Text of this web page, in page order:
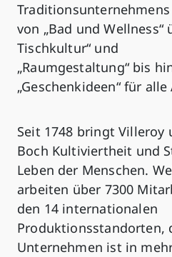
von „Bad und Wellness“
Tischkultur“ und
„Raumgestaltung“ bis
„Geschenkideen“ für alle
Seit 1748 bringt Villeroy
Boch Kultiviertheit und
Leben der Menschen.
arbeiten über 7300
den 14 internationalen
Produktionsstandorten,
Unternehmen ist in